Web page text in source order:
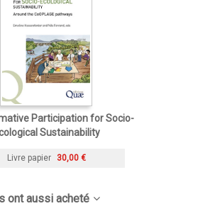
Participation for Socio-
Sustainability
Livre papier 30,00 €
ont aussi acheté